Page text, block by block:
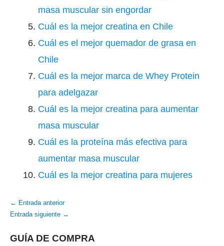
masa muscular sin engordar
Cuál es la mejor creatina en Chile
Cuál es el mejor quemador de grasa en
Chile
Cuál es la mejor marca de Whey Protein
para adelgazar
Cuál es la mejor creatina para aumentar
masa muscular
Cuál es la proteína más efectiva para
aumentar masa muscular
Cuál es la mejor creatina para mujeres
← Entrada anterior
Entrada siguiente →
GUÍA DE COMPRA